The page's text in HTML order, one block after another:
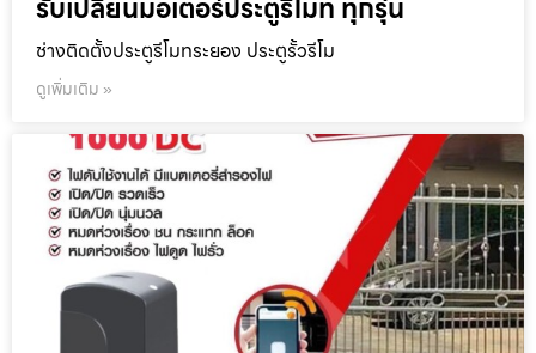
รับเปลี่ยนมอเตอร์ประตูรีโมท ทุกรุ่น
ช่างติดตั้งประตูรีโมทระยอง ประตูรั้วรีโม
ดูเพิ่มเติม »